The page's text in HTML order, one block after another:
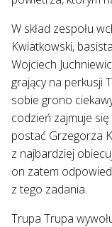
W skład zespołu
Kwiatkowski,
Wojciech
grający na perkusji
sobie grono
codzień zajmuje
postać Grzegorza
z najbardziej
on zatem
z tego zadania.
Trupa Trupa